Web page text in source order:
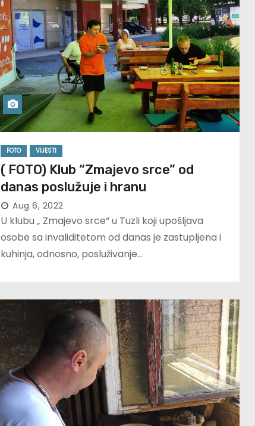
FOTO VIJESTI
( FOTO) Klub “Zmajevo srce” od
danas poslužuje i hranu
Aug 6, 2022
U klubu „ Zmajevo srce“ u Tuzli koji upošljava
osobe sa invaliditetom od danas je zastupljena i
kuhinja, odnosno, posluživanje…